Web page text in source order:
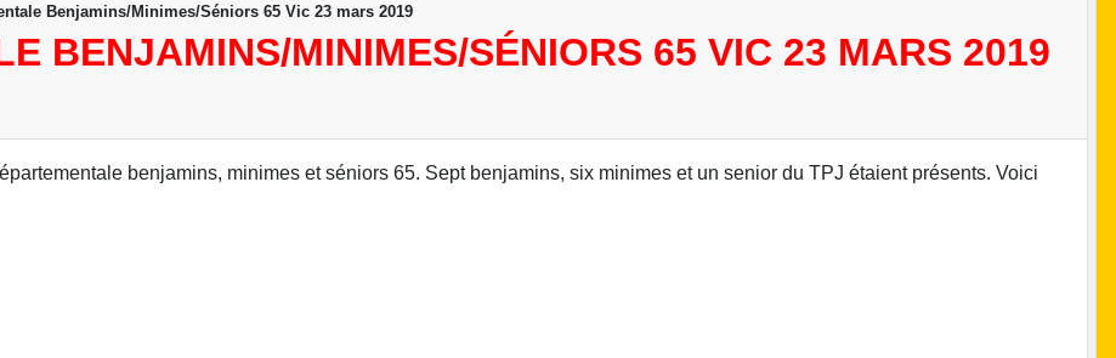
Benjamins/Minimes/Séniors 65 Vic 23 mars 2019
BENJAMINS/MINIMES/SÉNIORS 65 VIC 23 MARS 2019
benjamins, minimes et séniors 65. Sept benjamins, six minimes et un senior du TPJ étaient présents. Voici